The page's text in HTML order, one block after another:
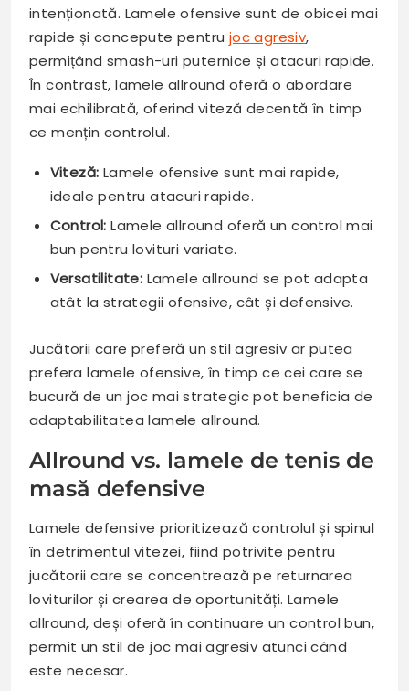
intenționată. Lamele ofensive sunt de obicei mai
rapide și concepute pentru joc agresiv,
permițând smash-uri puternice și atacuri rapide.
În contrast, lamele allround oferă o abordare
mai echilibrată, oferind viteză decentă în timp
ce mențin controlul.
Viteză: Lamele ofensive sunt mai rapide,
ideale pentru atacuri rapide.
Control: Lamele allround oferă un control mai
bun pentru lovituri variate.
Versatilitate: Lamele allround se pot adapta
atât la strategii ofensive, cât și defensive.
Jucătorii care preferă un stil agresiv ar putea
prefera lamele ofensive, în timp ce cei care se
bucură de un joc mai strategic pot beneficia de
adaptabilitatea lamele allround.
Allround vs. lamele de tenis de
masă defensive
Lamele defensive prioritizează controlul și spinul
în detrimentul vitezei, fiind potrivite pentru
jucătorii care se concentrează pe returnarea
loviturilor și crearea de oportunități. Lamele
allround, deși oferă în continuare un control bun,
permit un stil de joc mai agresiv atunci când
este necesar.